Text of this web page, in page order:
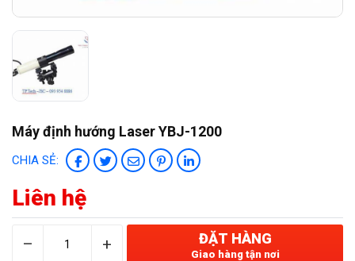
Dụng cụ dưới nước
MINING EQUIPMENT
Thiết bị tự động hoá
Thiết bị đo lường và kiểm tra
Máy định hướng Laser YBJ-1200
CHIA SẺ:
Liên hệ
– + ĐẶT HÀNG
Giao hàng tận nơi